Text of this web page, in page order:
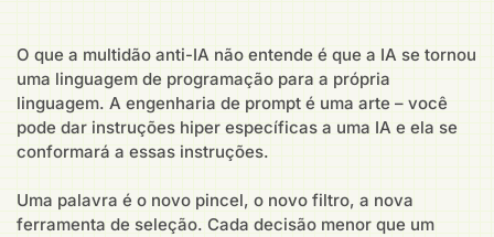
O que a multidão anti-IA não entende é que a IA se tornou
uma linguagem de programação para a própria
linguagem. A engenharia de prompt é uma arte – você
pode dar instruções hiper específicas a uma IA e ela se
conformará a essas instruções.
Uma palavra é o novo pincel, o novo filtro, a nova
ferramenta de seleção. Cada decisão menor que um